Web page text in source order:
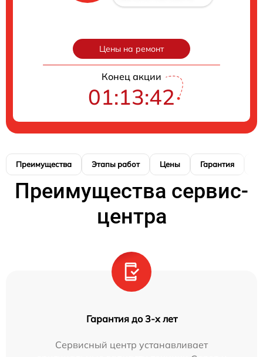
Цены на ремонт
Конец акции
01:13:41
Преимущества Этапы работ Цены Гарантия
Преимущества сервис-
центра
Гарантия до 3-х лет
Сервисный центр устанавливает